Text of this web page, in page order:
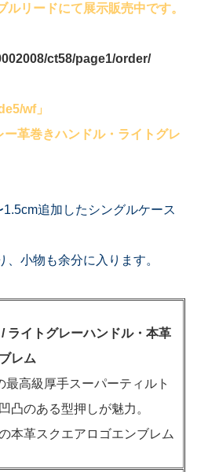
リードにて展示販売中です。
ct58/page1/order/
wf」
革巻きハンドル・ライトグレ
追加したシングルケース
小物も余分に入ります。
ライトグレーハンドル・本革
レム
最高級厚手スーパーティルト
凸のある型押しが魅力。
本革スクエアロゴエンブレム